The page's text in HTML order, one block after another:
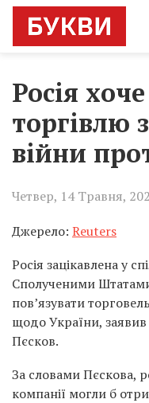
Росія
торгівлю
війни
Четвер, 14 Травня,
Джерело: Reuters
Росія зацікавлена у
Сполученими
пов’язувати
щодо України,
Пєсков.
За словами Пєскова,
компанії могли б